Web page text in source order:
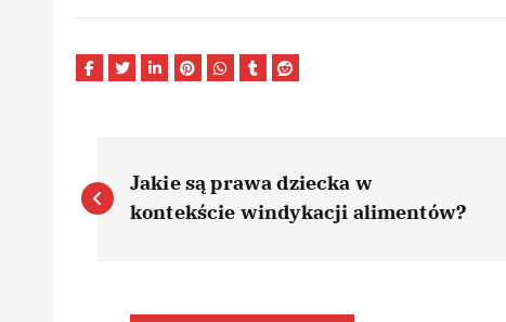
N
a
Jakie są prawa dziecka w
kontekście windykacji alimentów?